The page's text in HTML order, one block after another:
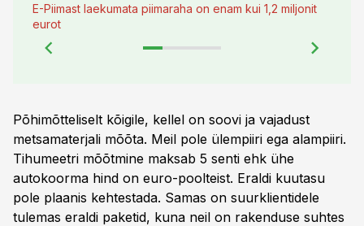
E-Piimast laekumata piimaraha on enam kui 1,2 miljonit
eurot
Põhimõtteliselt kõigile, kellel on soovi ja vajadust
metsamaterjali mõõta. Meil pole ülempiiri ega alampiiri.
Tihumeetri mõõtmine maksab 5 senti ehk ühe
autokoorma hind on euro-poolteist. Eraldi kuutasu
pole plaanis kehtestada. Samas on suurklientidele
tulemas eraldi paketid, kuna neil on rakenduse suhtes